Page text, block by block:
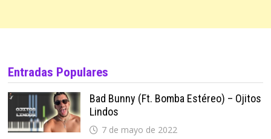
Entradas Populares
Bad Bunny (ft. Bomba Estéreo) – Ojitos
Lindos
7 de mayo de 2022